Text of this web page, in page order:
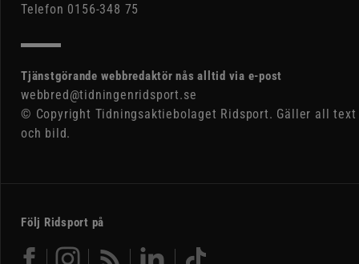
Telefon 0156-348 75
Tjänstgörande webbredaktör nås alltid via e-post
webbred@tidningenridsport.se
© Copyright Tidningsaktiebolaget Ridsport. Gäller all text
och bild.
Följ Ridsport på